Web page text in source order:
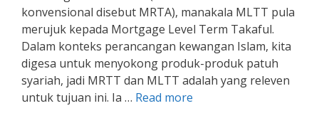
konvensional disebut MRTA), manakala MLTT pula
merujuk kepada Mortgage Level Term Takaful.
Dalam konteks perancangan kewangan Islam, kita
digesa untuk menyokong produk-produk patuh
syariah, jadi MRTT dan MLTT adalah yang releven
untuk tujuan ini. Ia … Read more